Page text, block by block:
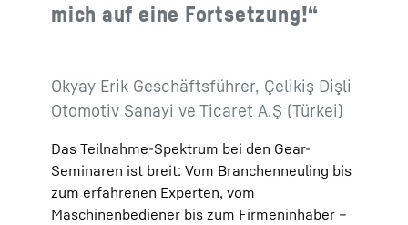
mich auf eine Fortsetzung!“
Okyay Erik Geschäftsführer, Çelikiş Dişli
Otomotiv Sanayi ve Ticaret A.Ş (Türkei)
Das Teilnahme-Spektrum bei den Gear-
Seminaren ist breit: Vom Branchenneuling bis
zum erfahrenen Experten, vom
Maschinenbediener bis zum Firmeninhaber –